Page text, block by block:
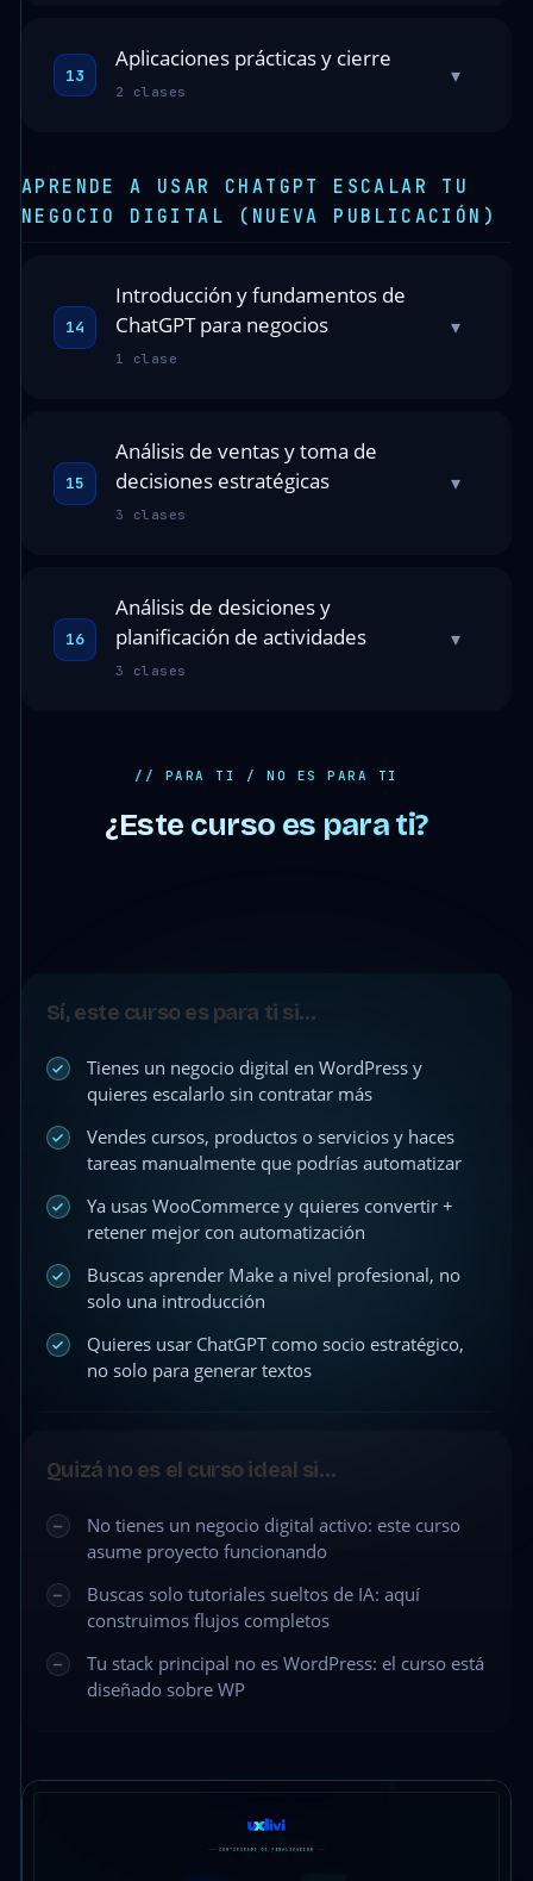
13
Aplicaciones prácticas y cierre
2 clases
▾
APRENDE A USAR CHATGPT ESCALAR TU
NEGOCIO DIGITAL (NUEVA PUBLICACIÓN)
14
Introducción y fundamentos de
ChatGPT para negocios
1 clase
▾
15
Análisis de ventas y toma de
decisiones estratégicas
3 clases
▾
16
Análisis de desiciones y
planificación de actividades
3 clases
▾
// PARA TI / NO ES PARA TI
¿Este curso es para ti?
Sí, este curso es para ti si…
Tienes un negocio digital en WordPress y
quieres escalarlo sin contratar más
Vendes cursos, productos o servicios y haces
tareas manualmente que podrías automatizar
Ya usas WooCommerce y quieres convertir +
retener mejor con automatización
Buscas aprender Make a nivel profesional, no
solo una introducción
Quieres usar ChatGPT como socio estratégico,
no solo para generar textos
Quizá no es el curso ideal si…
No tienes un negocio digital activo: este curso
asume proyecto funcionando
Buscas solo tutoriales sueltos de IA: aquí
construimos flujos completos
Tu stack principal no es WordPress: el curso está
diseñado sobre WP